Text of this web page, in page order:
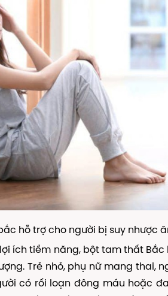
hỗ trợ cho người bị suy nhược
ích tiềm năng, bột tam thất Bắc
Trẻ nhỏ, phụ nữ mang thai,
có rối loạn đông máu hoặc